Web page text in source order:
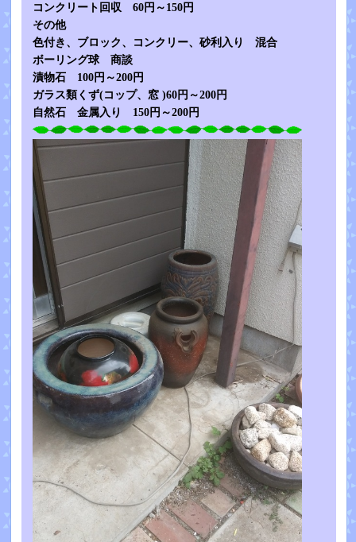
コンクリート回収 60円～150円
その他
色付き、ブロック、コンクリー、砂利入り 混合
ボーリング球 商談
漬物石 100円～200円
ガラス類くず(コップ、窓 )60円～200円
自然石 金属入り 150円～200円